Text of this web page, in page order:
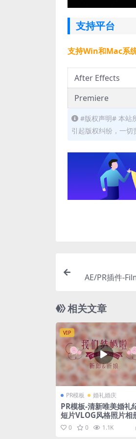
支持平台
支持Win和Mac系
After Effects
Premiere
#版权声明# 本站
引起版权纠纷，一切
AE/PR插件-
相关文章
VIP
PR模板 婚礼婚庆
PR模板-清新唯美婚礼
短片VLOG风格照片相
片头模板
0 0 1.1K